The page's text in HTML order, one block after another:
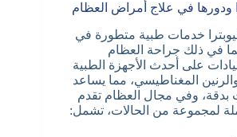
ودورها في علاج أمراض العظام
خدمات طبية متطورة في
في ذلك جراحة العظام
على أحدث الأجهزة الطبية
المغناطيسي، مما يساعد
وفي مجال العظام تقدم
لمجموعة من الحالات، تشمل: